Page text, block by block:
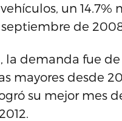
un
de
la demanda fue
mayores desde
su mejor mes